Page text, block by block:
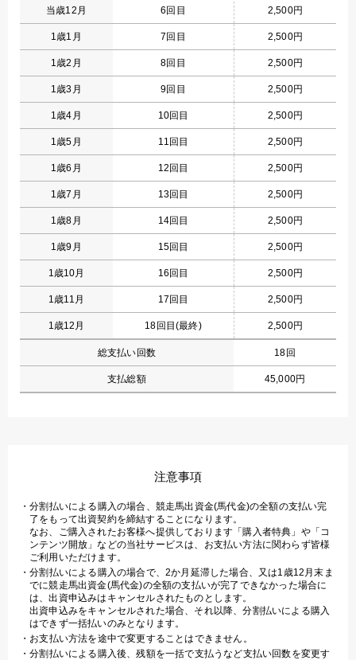
当歳12月 6回目 2,500円
1歳1月 7回目 2,500円
1歳2月 8回目 2,500円
1歳3月 9回目 2,500円
1歳4月 10回目 2,500円
1歳5月 11回目 2,500円
1歳6月 12回目 2,500円
1歳7月 13回目 2,500円
1歳8月 14回目 2,500円
1歳9月 15回目 2,500円
1歳10月 16回目 2,500円
1歳11月 17回目 2,500円
1歳12月 18回目(最終) 2,500円
総支払い回数 18回
支払総額 45,000円
注意事項
分割払いによる購入の場合、競走馬出資金(馬代金)の全額の支払い完
了をもって出資契約を締結することになります。
なお、ご購入されたお客様へ提供しております「購入者特典」や「コ
ンテンツ開放」などの当社サービスは、お支払い方法に関わらず皆様
ご利用いただけます。
分割払いによる購入の場合で、2か月延滞した場合、又は1歳12月末ま
でに競走馬出資金(馬代金)の全額の支払いが完了できなかった場合に
は、出資申込みはキャンセルされたものとします。
出資申込みをキャンセルされた場合、それ以降、分割払いによる購入
はできず一括払いのみとなります。
お支払い方法を途中で変更することはできません。
分割払いによる購入後、残額を一括で支払うなど支払い回数を変更す